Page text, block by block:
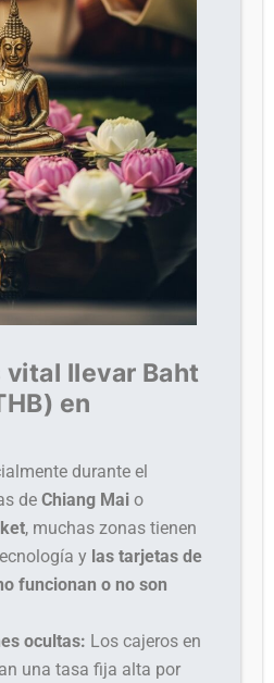
vital llevar Baht
en
durante el
deChiang Mai o
, muchas zonas tienen
y las tarjetas de
funcionan o no son
ocultas: Los cajeros en
una tasa fija alta por